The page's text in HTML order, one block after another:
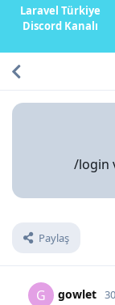
Laravel Türkiye
Discord Kanalı
/login
Paylaş
G gowlet